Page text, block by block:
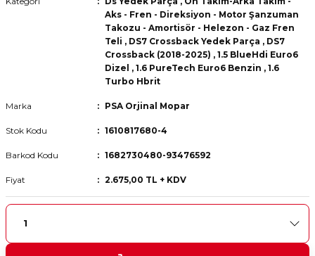
ve Kalorifer Hortumu -
- Turbo Borusu - Egr - Hava
- Şamandıra - Yakıt Hortumu
Takım- Aks - Fren - Direksiyon
Takozu - Amortisör -
ve Kalorifer Hortumu -
- Volan - Vites Kolu+Teli
Şamandıra - Yakıt Hortumu
ve Kalorifer Hortumu -
- Turbo Borusu - Egr - Hava
- Şamandıra - Yakıt Hortumu
ve Kalorifer Hortumu -
- Turbo Borusu - Egr - Hava
- Şamandıra - Yakıt Hortumu
Aks - Fren - Direksiyon - Motor Şanzuman
Takozu - Amortisör - Helezon - Gaz Fren
Teli , DS7 Crossback Yedek Parça , DS7
Crossback (2018-2025) , 1.5 BlueHdi Euro6
Dizel , 1.6 PureTech Euro6 Benzin , 1.6
Turbo Hbrit
Marka PSA Orjinal Mopar
Stok Kodu 1610817680-4
Barkod Kodu 1682730480-93476592
Fiyat 2.675,00 TL + KDV